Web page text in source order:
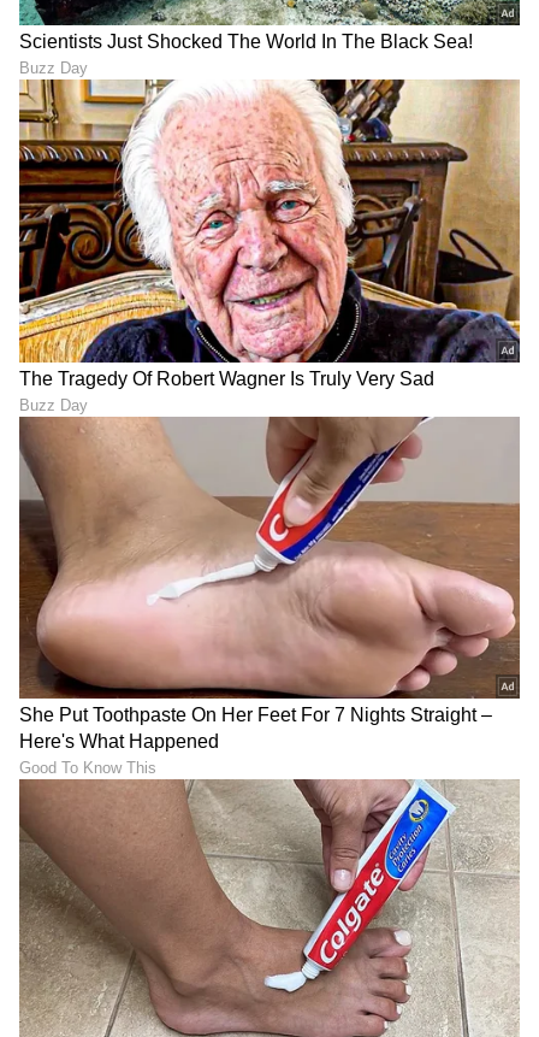
LATEST VIDEOS
ABOUT THE AUTHOR
VC Vaishnavi Chandrashekar
6 ವರ್ಷಗಳ ಹಿಂದೆ ಸುವರ್ಣ ನ್ಯೂಸಲ್ಲಿ ಕೆಲಸ ಆರಂಭ. ಹಿರಿಯ ಉಪ
ಸಂಪಾದಕಿ. ಕಥೆ, ಕವನ ಓದೋದು ಇಷ್ಟ. ಸೋಷಿಯಲ್ ಮೀಡಿಯಾ
ತುಂಬಾ ಇಷ್ಟ. ಹುಟ್ಟಿದ್ದು, ಬೆಳೆದಿದ್ದು ಬೆಂಗಳೂರು. ಸಿಲಿಕಾನ್ ಸಿಟಿ ಬಗ್ಗೆ
ವಿಪರೀತ ಅಭಿಮಾನ, ಹೆಮ್ಮೆ. ಲೈಫ್‌ಸ್ಟೈಲ್ ಸುದ್ದಿ ಮೊದಲ ಆಯ್ಕೆ
ಆಗಿತ್ತು. ಆದರೀಗ ಸಿನಿಮಾ, ಸೀರಿಯಲ್ ಕಡೆ ಹೆಚ್ಚು ಫೋಕಸ್
ಮಾಡುತ್ತೇನೆ. ಸುದ್ದಿಯ ಎಳೆ ಸಿಕ್ಕರೂ ಡೆವಲಪ್ ಮಾಡೋದು ಗೊತ್ತು.
ಗಾಸಿಪ್ ಸಿಕ್ರಂತೂ ಖುಷಿಯೋ ಖುಷಿ. ಕೆಲವು ಸುದ್ದಿಗಳು ನಾನು ಬರೆದ
ಮೇಲೆಯೇ ಗಾಸಿಪ್ ಆಗೋದೂ ಇದೆ.
ಸ್ಯಾಂಡಲ್‌ವುಡ್
ಕನ್ನಡ ಸಿನಿಮಾ ( Kannada Cinema News), ಟಿವಿ
ಕಾರ್ಯಕ್ರಮಗಳು (
Kannada TV Shows), ಸೆಲೆಬ್ರಿಟಿ
ಸುದ್ದಿಗಳು ಮತ್ತು ಇತ್ತೀಚಿನ ಸುದ್ದಿಗಳಿಗಾಗಿ ಏಷ್ಯಾನೆಟ್
ಸುವರ್ಣ ನ್ಯೂಸ್‌ನಲ್ಲಿ ಮನರಂಜನಾ ವಿಭಾಗ ನೋಡಿ.
ಸಿನಿಮಾ ವಿಮರ್ಶೆಗಳು (Kannada Movies Review),